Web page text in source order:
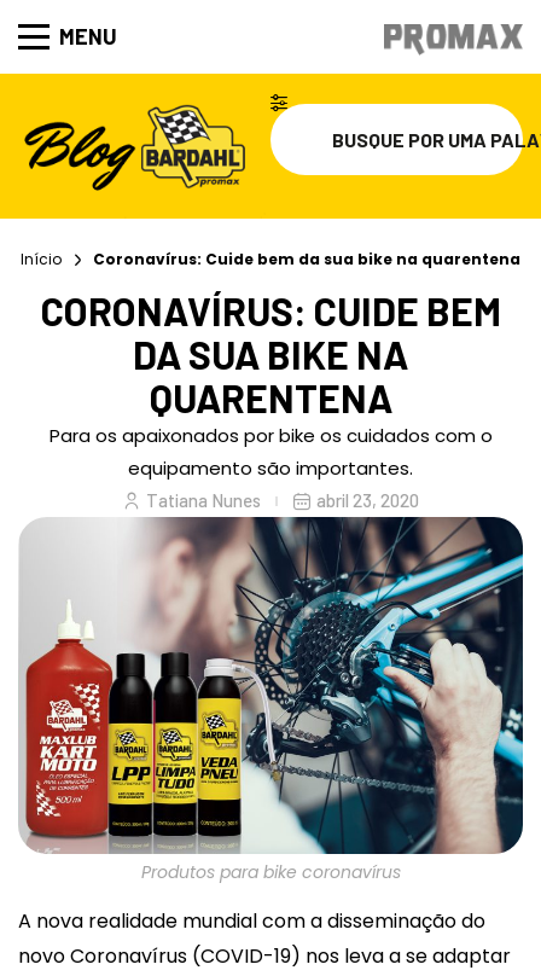
MENU
Início Coronavírus: Cuide bem da sua bike na quarentena
CORONAVÍRUS: CUIDE BEM
DA SUA BIKE NA
QUARENTENA
Para os apaixonados por bike os cuidados com o
equipamento são importantes.
Tatiana Nunes abril 23, 2020
Produtos para bike coronavírus
A nova realidade mundial com a disseminação do
novo Coronavírus (COVID-19) nos leva a se adaptar